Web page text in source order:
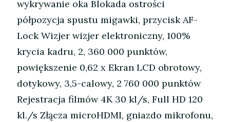
wykrywanie oka Blokada ostrości
półpozycja spustu migawki, przycisk AF-
Lock Wizjer wizjer elektroniczny, 100%
krycia kadru, 2, 360 000 punktów,
powiększenie 0,62 x Ekran LCD obrotowy,
dotykowy, 3,5-calowy, 2 760 000 punktów
Rejestracja filmów 4K 30 kl/s, Full HD 120
kl./s Złącza microHDMI, gniazdo mikrofonu,